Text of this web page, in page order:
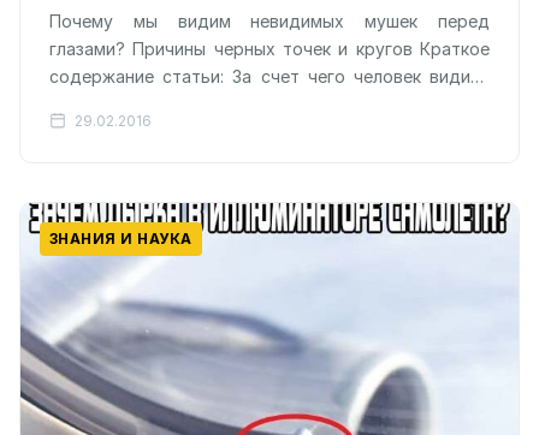
Почему мы видим невидимых мушек перед
глазами? Причины черных точек и кругов Краткое
содержание статьи: За счет чего человек видит?
29.02.2016
ЗНАНИЯ И НАУКА